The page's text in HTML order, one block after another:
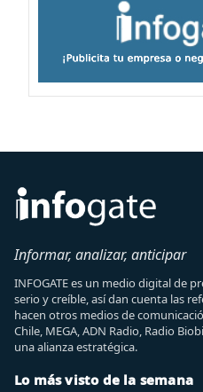
Informar, analizar, anticipar
INFOGATE es un medio digital de
serio y creíble, así dan cuenta las
hacen otros medios de
Chile, MEGA, ADN Radio, Radio
una alianza estratégica.
Lo más visto de la semana